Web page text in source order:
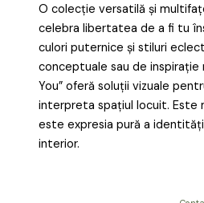
O colecție versatilă și
celebra libertatea de a fi tu
culori puternice și stiluri
conceptuale sau de inspirație
You” oferă soluții vizuale
interpreta spațiul locuit. Este
este expresia pură a
interior.